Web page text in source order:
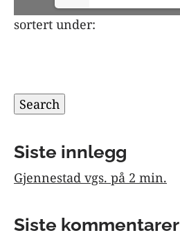
sortert under:
Search
Siste innlegg
Gjennestad vgs. på 2 min.
Siste kommentarer